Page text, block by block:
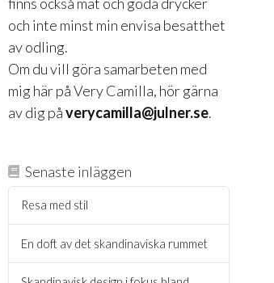
och inte minst min envisa besatthet
av odling.
Om du vill göra samarbeten med
mig här på Very Camilla, hör gärna
av dig påverycamilla@julner.se.
Senaste inläggen
Resa med stil
En doft av det skandinaviska rummet